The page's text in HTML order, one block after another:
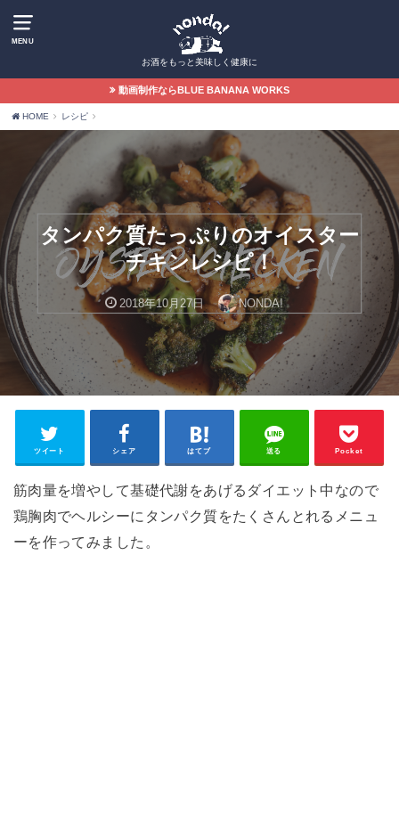
MENU
お酒をもっと美味しく健康に
動画制作ならBLUE BANANA WORKS
HOME レシピ
タンパク質たっぷりのオイスター
チキンレシピ！
2018年10月27日 NONDA!
ツイート シェア はてブ 送る Pocket
筋肉量を増やして基礎代謝をあげるダイエット中なので
鶏胸肉でヘルシーにタンパク質をたくさんとれるメニュ
ーを作ってみました。